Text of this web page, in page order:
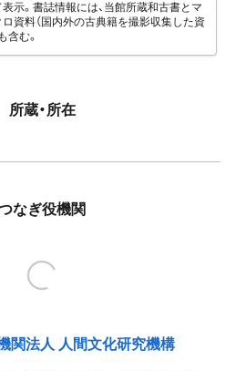
示。書誌情報には、当館所蔵和古書とマ
ロ資料（国内外の古典籍を撮影収集した資
含む。
所蔵・所在
なぎ役機関
関法人 人間文化研究機構